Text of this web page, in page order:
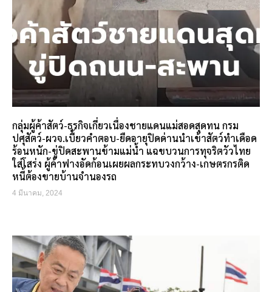
กลุ่มผู้ค้าสัตว์-ธุรกิจเกี่ยวเนื่องชายแดนแม่สอดสุดทน กรม
ปศุสัตว์-ผวจ.เบี้ยวคำตอบ-ยืดอายุปิดด่านนำเข้าสัตว์ทำเดือด
ร้อนหนัก-ขู่ปิดสะพานข้ามแม่น้ำ แฉขบวนการทุจริตวัวไทย
ใส่โสร่ง ผู้ค้าฟางอัดก้อนเผยผลกระทบวงกว้าง-เกษตรกรติด
หนี้ต้องขายบ้านจำนองรถ
4 มีนาคม, 2024